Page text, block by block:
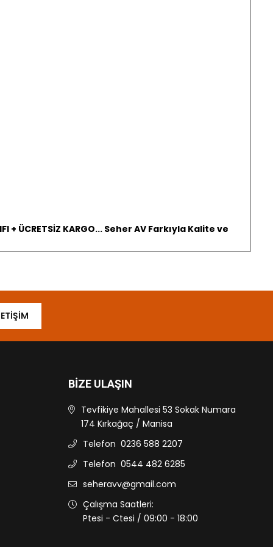
+ ÜCRETSİZ KARGO... Seher AV Farkıyla Kalite ve
BIZE ULAŞIN
Tevfikiye Mahallesi 53 Sokak Numara
174 Kırkağaç / Manisa
Telefon 0236 588 2207
Telefon 0544 482 6285
seheravv@gmail.com
Çalışma Saatleri:
Ptesi - Ctesi / 09:00 - 18:00